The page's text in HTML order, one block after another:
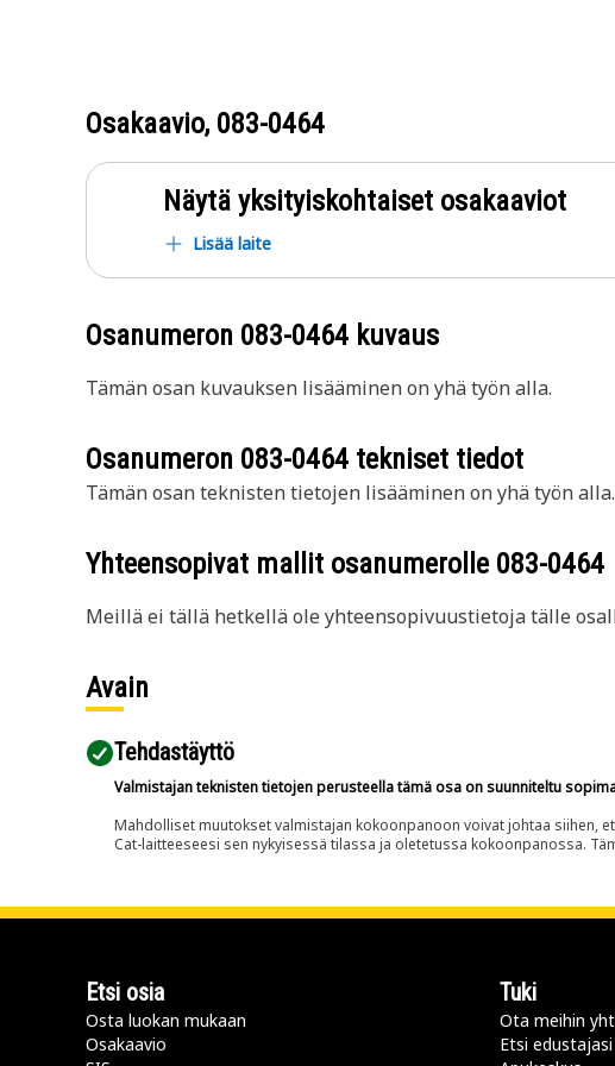
Osakaavio, 083-0464
Näytä yksityiskohtaiset osakaaviot
Lisää laite
Osanumeron 083-0464 kuvaus
Tämän osan kuvauksen lisääminen on yhä työn alla.
Osanumeron 083-0464 tekniset tiedot
Tämän osan teknisten tietojen lisääminen on yhä työn alla.
Yhteensopivat mallit osanumerolle 083-0464
Meillä ei tällä hetkellä ole yhteensopivuustietoja tälle
Avain
Tehdastäyttö
Valmistajan teknisten tietojen perusteella tämä osa on suunniteltu
Mahdolliset muutokset valmistajan kokoonpanoon voivat johtaa siihen,
Cat-laitteeseesi sen nykyisessä tilassa ja oletetussa kokoonpanossa.
Etsi osia
Osta luokan mukaan
Osakaavio
Tuki
Ota meihin
Etsi edustajasi